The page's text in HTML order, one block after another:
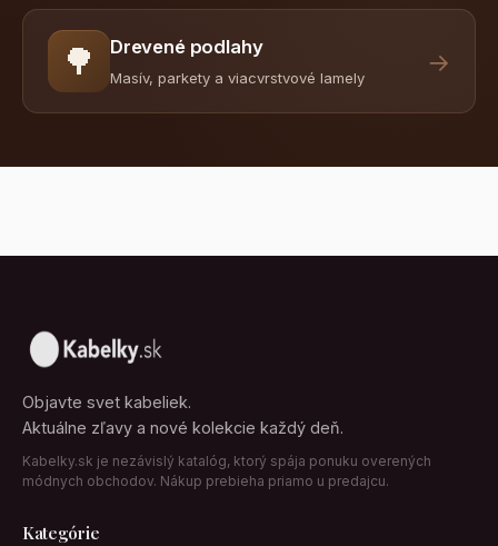
🌳 Drevené podlahy
Masív, parkety a viacvrstvové lamely
→
Objavte svet kabeliek.
Aktuálne zľavy a nové kolekcie každý deň.
Kabelky.sk je nezávislý katalóg, ktorý spája ponuku overených
módnych obchodov. Nákup prebieha priamo u predajcu.
Kategórie